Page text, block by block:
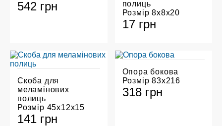
542 грн
полиць
Розмір 8х8х20
17 грн
Скоба для
меламінових
полиць
Розмір 45х12х15
141 грн
Опора бокова
Розмір 83х216
318 грн